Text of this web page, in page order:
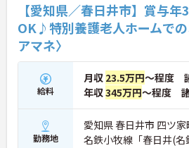
詳細等についてはお電話でご案内させて
で、お気軽にお問い合わせ下さい！
【愛知県／春日井市】賞与
OK♪特別養護老人ホームで
アマネ〉
給料
月収 23.5万円～程度
年収345万円～程度
勤務地
愛知県 春日井市 四ツ
名鉄小牧線「春日井(